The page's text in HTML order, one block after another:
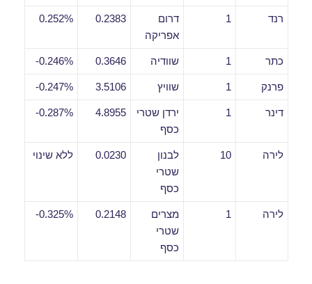
רנד 1
דרום
אפריקה
0.2383
0.252%
כתר 1 שוודיה 0.3646
0.246%-
פרנק 1 שוויץ 3.5106
0.247%-
דינר 1
ירדן שטרי
כסף
4.8955
0.287%-
לירה 10
לבנון
שטרי
כסף
0.0230 ללא שינוי
לירה 1
מצרים
שטרי
כסף
0.2148
0.325%-